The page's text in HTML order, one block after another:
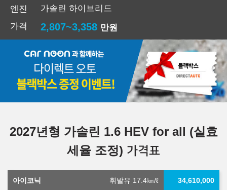
엔진
가솔린 하이브리드
가격
2,807~3,358 만원
2027년형 가솔린 1.6 HEV for all (실효
세율 조정) 가격표
아이코닉 휘발유 17.4㎞/ℓ 34,610,000